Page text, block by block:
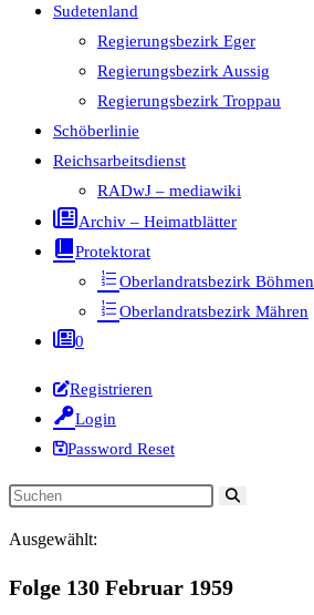
Sudetenland
Regierungsbezirk Eger
Regierungsbezirk Aussig
Regierungsbezirk Troppau
Schöberlinie
Reichsarbeitsdienst
RADwJ – mediawiki
Archiv – Heimatblätter
Protektorat
Oberlandratsbezirk Böhmen
Oberlandratsbezirk Mähren
0
Registrieren
Login
Password Reset
Diese
durchsuchen
Ausgewählt:
Folge 130 Februar 1959